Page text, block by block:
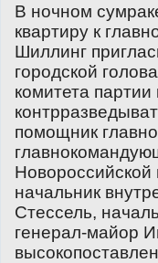
В ночном
квартиру к
Шиллинг
городской
комитета
помощник
Новороссийской
начальник
Стессель,
генерал-майор